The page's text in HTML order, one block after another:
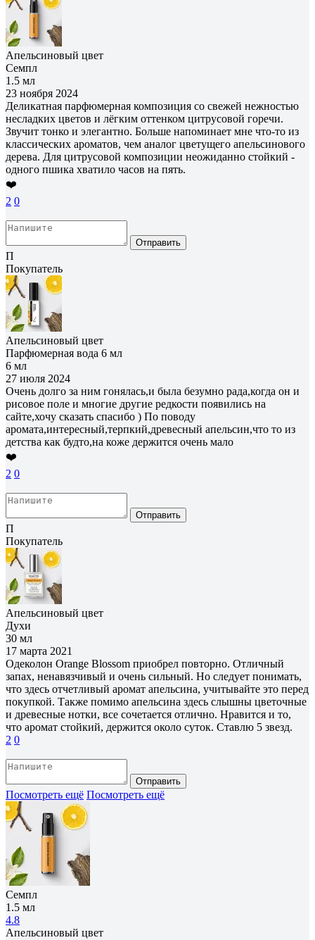
Апельсиновый цвет
Семпл
1.5 мл
23 ноября 2024
Деликатная парфюмерная композиция со свежей нежностью
несладких цветов и лёгким оттенком цитрусовой горечи.
Звучит тонко и элегантно. Больше напоминает мне что-то из
классических ароматов, чем аналог цветущего апельсинового
дерева. Для цитрусовой композиции неожиданно стойкий -
одного пшика хватило часов на пять.
❤️
2 0
Отправить
П
Покупатель
Апельсиновый цвет
Парфюмерная вода 6 мл
6 мл
27 июля 2024
Очень долго за ним гонялась,и была безумно рада,когда он и
рисовое поле и многие другие редкости появились на
сайте,хочу сказать спасибо ) По поводу
аромата,интересный,терпкий,древесный апельсин,что то из
детства как будто,на коже держится очень мало
❤️
2 0
Отправить
П
Покупатель
Апельсиновый цвет
Духи
30 мл
17 марта 2021
Одеколон Orange Blossom приобрел повторно. Отличный
запах, ненавязчивый и очень сильный. Но следует понимать,
что здесь отчетливый аромат апельсина, учитывайте это перед
покупкой. Также помимо апельсина здесь слышны цветочные
и древесные нотки, все сочетается отлично. Нравится и то,
что аромат стойкий, держится около суток. Ставлю 5 звезд.
2 0
Отправить
Посмотреть ещё Посмотреть ещё
Семпл
1.5 мл
4.8
Апельсиновый цвет